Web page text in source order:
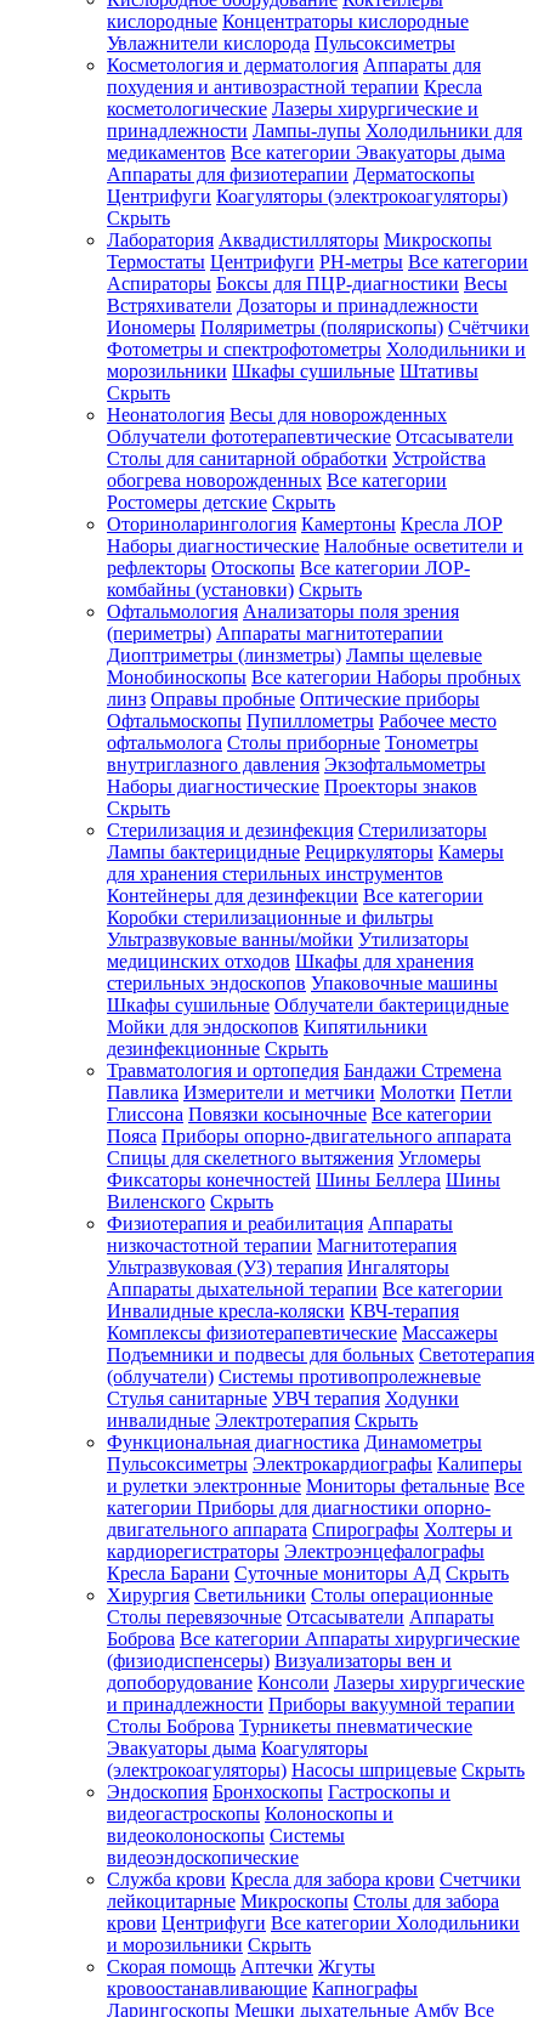
Зарегистрироваться
Зачем
регистрироваться?
Все
покупки
одном
месте
Личный
менеджер
Отслеживание
статуса
заказа
кислородные Концентраторы кислородные
Увлажнители кислорода Пульсоксиметры
Косметология и дерматология Аппараты для
похудения и антивозрастной терапии Кресла
косметологические Лазеры хирургические и
принадлежности Лампы-лупы Холодильники для
медикаментов Все категории Эвакуаторы дыма
Аппараты для физиотерапии Дерматоскопы
Центрифуги Коагуляторы (электрокоагуляторы)
Скрыть
Лаборатория Аквадистилляторы Микроскопы
Термостаты Центрифуги PH-метры Все категории
Аспираторы Боксы для ПЦР-диагностики Весы
Встряхиватели Дозаторы и принадлежности
Иономеры Поляриметры (полярископы) Счётчики
Фотометры и спектрофотометры Холодильники и
морозильники Шкафы сушильные Штативы
Скрыть
Неонатология Весы для новорожденных
Облучатели фототерапевтические Отсасыватели
Столы для санитарной обработки Устройства
обогрева новорожденных Все категории
Ростомеры детские Скрыть
Оториноларингология Камертоны Кресла ЛОР
Наборы диагностические Налобные осветители и
рефлекторы Отоскопы Все категории ЛОР-
комбайны (установки) Скрыть
Офтальмология Анализаторы поля зрения
(периметры) Аппараты магнитотерапии
Диоптриметры (линзметры) Лампы щелевые
Монобиноскопы Все категории Наборы пробных
линз Оправы пробные Оптические приборы
Офтальмоскопы Пупиллометры Рабочее место
офтальмолога Столы приборные Тонометры
внутриглазного давления Экзофтальмометры
Наборы диагностические Проекторы знаков
Скрыть
Стерилизация и дезинфекция Стерилизаторы
Лампы бактерицидные Рециркуляторы Камеры
для хранения стерильных инструментов
Контейнеры для дезинфекции Все категории
Коробки стерилизационные и фильтры
Ультразвуковые ванны/мойки Утилизаторы
медицинских отходов Шкафы для хранения
стерильных эндоскопов Упаковочные машины
Шкафы сушильные Облучатели бактерицидные
Мойки для эндоскопов Кипятильники
дезинфекционные Скрыть
Травматология и ортопедия Бандажи Стремена
Павлика Измерители и метчики Молотки Петли
Глиссона Повязки косыночные Все категории
Пояса Приборы опорно-двигательного аппарата
Спицы для скелетного вытяжения Угломеры
Фиксаторы конечностей Шины Беллера Шины
Виленского Скрыть
Физиотерапия и реабилитация Аппараты
низкочастотной терапии Магнитотерапия
Ультразвуковая (УЗ) терапия Ингаляторы
Аппараты дыхательной терапии Все категории
Инвалидные кресла-коляски КВЧ-терапия
Комплексы физиотерапевтические Массажеры
Подъемники и подвесы для больных Светотерапия
(облучатели) Системы противопролежневые
Стулья санитарные УВЧ терапия Ходунки
инвалидные Электротерапия Скрыть
Функциональная диагностика Динамометры
Пульсоксиметры Электрокардиографы Калиперы
и рулетки электронные Мониторы фетальные Все
категории Приборы для диагностики опорно-
двигательного аппарата Спирографы Холтеры и
кардиорегистраторы Электроэнцефалографы
Кресла Барани Суточные мониторы АД Скрыть
Хирургия Светильники Столы операционные
Столы перевязочные Отсасыватели Аппараты
Боброва Все категории Аппараты хирургические
(физиодиспенсеры) Визуализаторы вен и
допоборудование Консоли Лазеры хирургические
и принадлежности Приборы вакуумной терапии
Столы Боброва Турникеты пневматические
Эвакуаторы дыма Коагуляторы
(электрокоагуляторы) Насосы шприцевые Скрыть
Эндоскопия Бронхоскопы Гастроскопы и
видеогастроскопы Колоноскопы и
видеоколоноскопы Системы
видеоэндоскопические
Служба крови Кресла для забора крови Счетчики
лейкоцитарные Микроскопы Столы для забора
крови Центрифуги Все категории Холодильники
и морозильники Скрыть
Скорая помощь Аптечки Жгуты
кровоостанавливающие Капнографы
Ларингоскопы Мешки дыхательные Амбу Все